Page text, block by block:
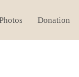
Donation